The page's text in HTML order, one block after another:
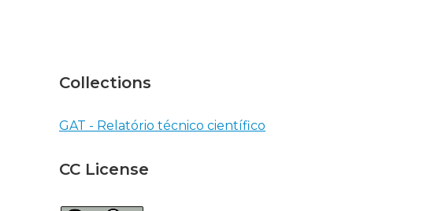
Collections
GAT - Relatório técnico científico
CC License